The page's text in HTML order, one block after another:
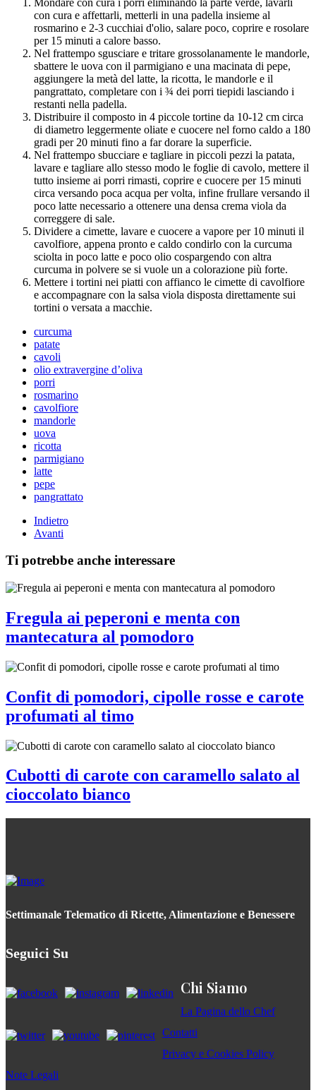
con cura e affettarli, metterli in una padella insieme al
rosmarino e 2-3 cucchiai d'olio, salare poco, coprire e rosolare
per 15 minuti a calore basso.
Nel frattempo sgusciare e tritare grossolanamente le mandorle,
sbattere le uova con il parmigiano e una macinata di pepe,
aggiungere la metà del latte, la ricotta, le mandorle e il
pangrattato, completare con i ¾ dei porri tiepidi lasciando i
restanti nella padella.
Distribuire il composto in 4 piccole tortine da 10-12 cm circa
di diametro leggermente oliate e cuocere nel forno caldo a 180
gradi per 20 minuti fino a far dorare la superficie.
Nel frattempo sbucciare e tagliare in piccoli pezzi la patata,
lavare e tagliare allo stesso modo le foglie di cavolo, mettere il
tutto insieme ai porri rimasti, coprire e cuocere per 15 minuti
circa versando poca acqua per volta, infine frullare versando il
poco latte necessario a ottenere una densa crema viola da
correggere di sale.
Dividere a cimette, lavare e cuocere a vapore per 10 minuti il
cavolfiore, appena pronto e caldo condirlo con la curcuma
sciolta in poco latte e poco olio cospargendo con altra
curcuma in polvere se si vuole un a colorazione più forte.
Mettere i tortini nei piatti con affianco le cimette di cavolfiore
e accompagnare con la salsa viola disposta direttamente sui
tortini o versata a macchie.
curcuma
patate
cavoli
olio extravergine d’oliva
porri
rosmarino
cavolfiore
mandorle
uova
ricotta
parmigiano
latte
pepe
pangrattato
Indietro
Avanti
Ti potrebbe anche interessare
Fregula ai peperoni e menta con
mantecatura al pomodoro
Confit di pomodori, cipolle rosse e carote
profumati al timo
Cubotti di carote con caramello salato al
cioccolato bianco
Settimanale Telematico di Ricette, Alimentazione e Benessere
Seguici Su
Chi Siamo
La Pagina dello Chef
Contatti
Privacy e Cookies Policy
Note Legali